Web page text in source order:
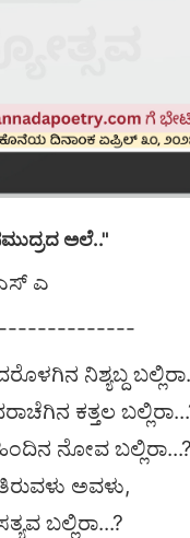
ಅಲೆ.."
ಎ
ನಿಶ್ಯಬ್ದ
ಕತ್ತಲ
ನೋವ ಬಲ್ಲಿರಾ...?
ಅವಳು,
ಬಲ್ಲಿರಾ...?